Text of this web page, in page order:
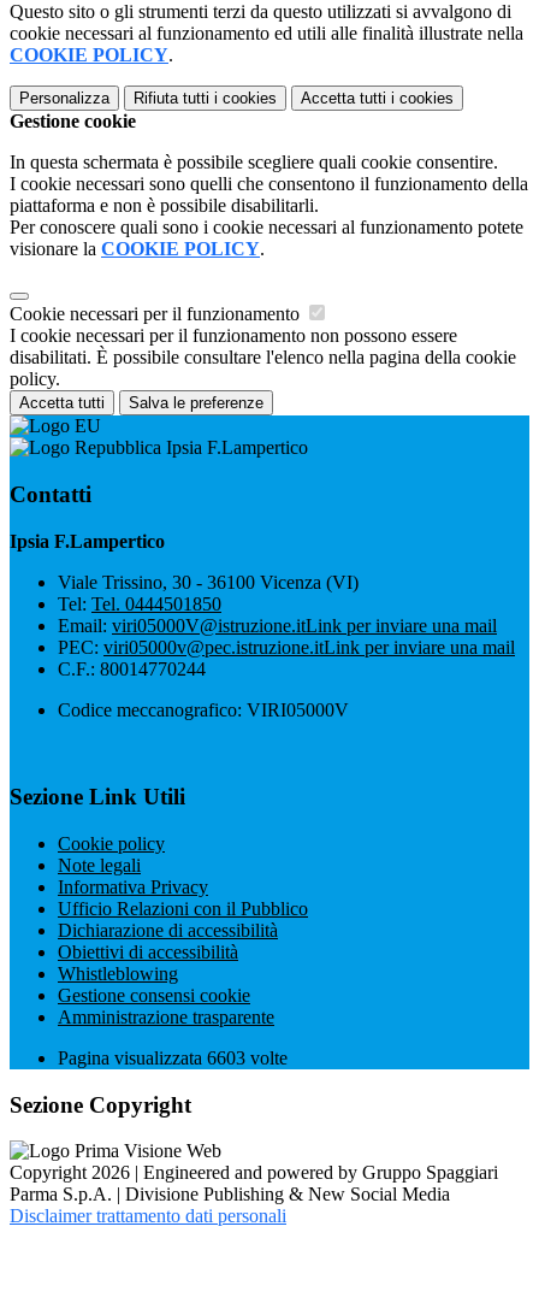
Questo sito o gli strumenti terzi da questo utilizzati si avvalgono di
cookie necessari al funzionamento ed utili alle finalità illustrate nella
COOKIE POLICY.
Personalizza Rifiuta tutti i cookies Accetta tutti i cookies
Gestione cookie
In questa schermata è possibile scegliere quali cookie consentire.
I cookie necessari sono quelli che consentono il funzionamento della
piattaforma e non è possibile disabilitarli.
Per conoscere quali sono i cookie necessari al funzionamento potete
visionare la COOKIE POLICY.
Cookie necessari per il funzionamento
I cookie necessari per il funzionamento non possono essere
disabilitati. È possibile consultare l'elenco nella pagina della cookie
policy.
Accetta tutti Salva le preferenze
Ipsia F.Lampertico
Contatti
Ipsia F.Lampertico
Viale Trissino, 30 - 36100 Vicenza (VI)
Tel: Tel. 0444501850
Email: viri05000V@istruzione.itLink per inviare una mail
PEC: viri05000v@pec.istruzione.itLink per inviare una mail
C.F.: 80014770244
Codice meccanografico: VIRI05000V
Sezione Link Utili
Cookie policy
Note legali
Informativa Privacy
Ufficio Relazioni con il Pubblico
Dichiarazione di accessibilità
Obiettivi di accessibilità
Whistleblowing
Gestione consensi cookie
Amministrazione trasparente
Pagina visualizzata 6603 volte
Sezione Copyright
Copyright 2026 | Engineered and powered by Gruppo Spaggiari
Parma S.p.A. | Divisione Publishing & New Social Media
Disclaimer trattamento dati personali